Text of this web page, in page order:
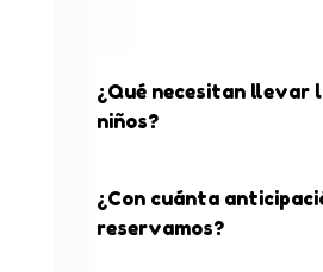
¿Qué necesitan llevar
niños?
¿Con cuánta
reservamos?